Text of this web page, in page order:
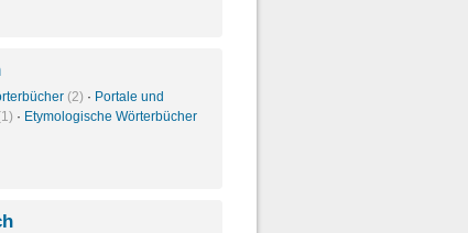
(2) · Portale und
· Etymologische Wörterbücher